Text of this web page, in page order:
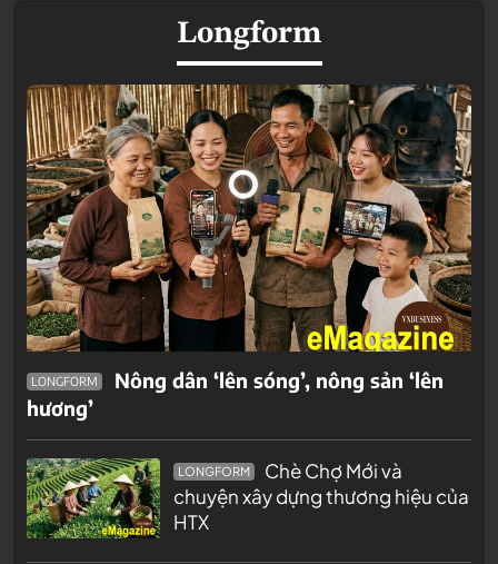
Longform
LONGFORM
Nông dân ‘lên sóng’, nông sản ‘lên
hương’
LONGFORM
Chè Chợ Mới và
chuyện xây dựng thương hiệu của
HTX